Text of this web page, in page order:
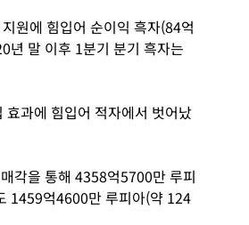
원에 힘입어 순이익 흑자(84억
년 말 이후 1분기 분기 흑자는
과에 힘입어 적자에서 벗어났
각을 통해 4358억5700만 루피
1459억4600만 루피아(약 124